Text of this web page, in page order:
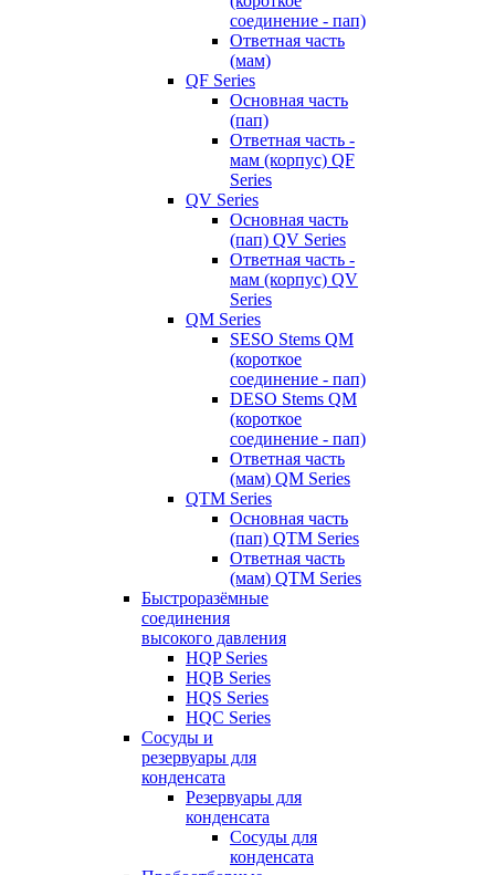
соединение - пап)
Ответная часть
(мам)
QF Series
Основная часть
(пап)
Ответная часть -
мам (корпус) QF
Series
QV Series
Основная часть
(пап) QV Series
Ответная часть -
мам (корпус) QV
Series
QM Series
SESO Stems QM
(короткое
соединение - пап)
DESO Stems QM
(короткое
соединение - пап)
Ответная часть
(мам) QM Series
QTM Series
Основная часть
(пап) QTM Series
Ответная часть
(мам) QTM Series
Быстроразёмные
соединения
высокого давления
HQP Series
HQB Series
HQS Series
HQC Series
Сосуды и
резервуары для
конденсата
Резервуары для
конденсата
Сосуды для
конденсата